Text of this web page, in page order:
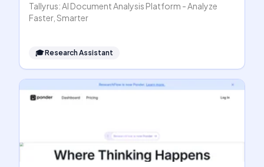
Tallyrus: AI Document Analysis Platform - Analyze
Faster, Smarter
🎓Research Assistant